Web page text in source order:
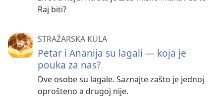
Raj biti?
STRAŽARSKA KULA
Petar i Ananija su lagali — koja je
pouka za nas?
Dve osobe su lagale. Saznajte zašto je jednoj
oprošteno a drugoj nije.